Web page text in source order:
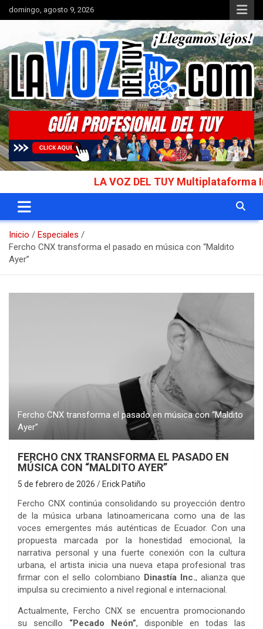
Saltar
al
domingo, agosto 9, 2026
La Voz del Tuy
Portal de noticias
LA VOZ DEL TUY Multiplataforma
Inicio
Especiales
Fercho CNX transforma el pasado en música con “Maldito
Ayer”
Fercho CNX transforma el pasado en música con “Maldito
Ayer”
FERCHO CNX TRANSFORMA EL PASADO EN
MÚSICA CON “MALDITO AYER”
5 de febrero de 2026 Erick Patiño
Fercho CNX continúa consolidando su proyección dentro
de la música urbana latinoamericana como una de las
voces emergentes más auténticas de Ecuador. Con una
propuesta marcada por la honestidad emocional, la
narrativa personal y una fuerte conexión con la cultura
urbana, el artista inicia una nueva etapa profesional tras
firmar con el sello colombiano Dinastía Inc., alianza que
impulsa su crecimiento a nivel regional e internacional.
Actualmente, Fercho CNX se encuentra promocionando
su sencillo “Pecado Neón”, disponible en todas las